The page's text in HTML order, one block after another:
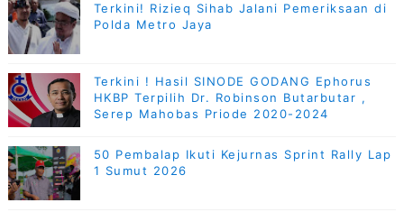
Terkini! Rizieq Sihab Jalani Pemeriksaan di
Polda Metro Jaya
Terkini ! Hasil SINODE GODANG Ephorus
HKBP Terpilih Dr. Robinson Butarbutar ,
Serep Mahobas Priode 2020-2024
50 Pembalap Ikuti Kejurnas Sprint Rally Lap
1 Sumut 2026